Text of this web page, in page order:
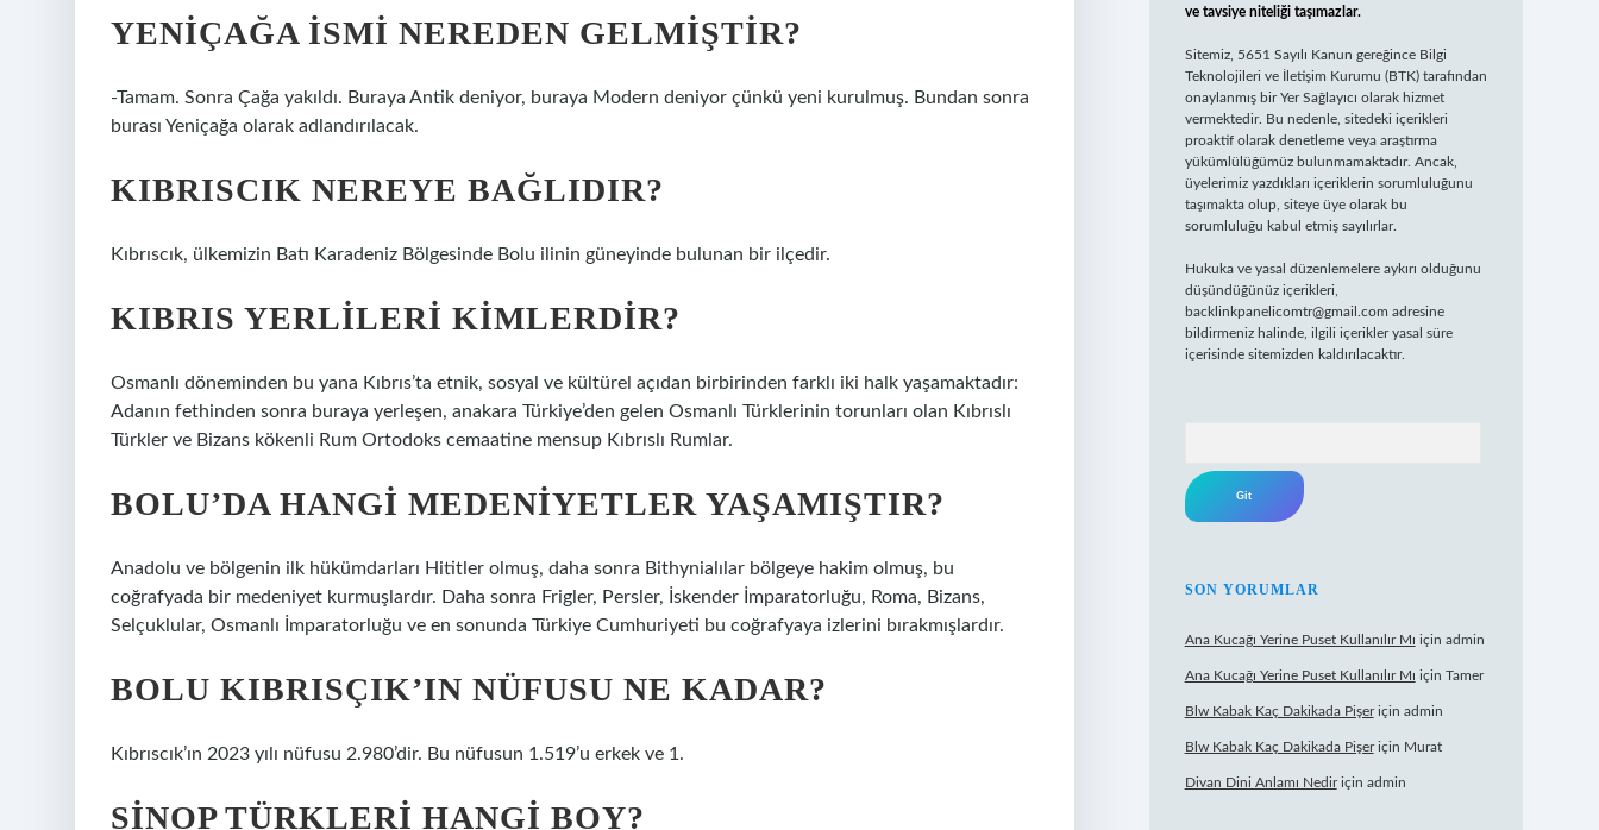
YENIÇAĞA ISMI NEREDEN GELMIŞTIR?
-Tamam. Sonra Çağa yakıldı. Buraya Antik deniyor, buraya Modern deniyor çünkü yeni kurulmuş. Bundan sonra
burası Yeniçağa olarak adlandırılacak.
KIBRISCIK NEREYE BAĞLIDIR?
Kıbrıscık, ülkemizin Batı Karadeniz Bölgesinde Bolu ilinin güneyinde bulunan bir ilçedir.
KIBRIS YERLILERI KIMLERDIR?
Osmanlı döneminden bu yana Kıbrıs’ta etnik, sosyal ve kültürel açıdan birbirinden farklı iki halk yaşamaktadır:
Adanın fethinden sonra buraya yerleşen, anakara Türkiye’den gelen Osmanlı Türklerinin torunları olan Kıbrıslı
Türkler ve Bizans kökenli Rum Ortodoks cemaatine mensup Kıbrıslı Rumlar.
BOLU’DA HANGI MEDENIYETLER YAŞAMIŞTIR?
Anadolu ve bölgenin ilk hükümdarları Hititler olmuş, daha sonra Bithynialılar bölgeye hakim olmuş, bu
coğrafyada bir medeniyet kurmuşlardır. Daha sonra Frigler, Persler, İskender İmparatorluğu, Roma, Bizans,
Selçuklular, Osmanlı İmparatorluğu ve en sonunda Türkiye Cumhuriyeti bu coğrafyaya izlerini bırakmışlardır.
BOLU KIBRISÇIK’IN NÜFUSU NE KADAR?
Kıbrıscık’ın 2023 yılı nüfusu 2.980’dir. Bu nüfusun 1.519’u erkek ve 1.
SINOP TÜRKLERI HANGI BOY?
ve tavsiye niteliği taşımazlar.
Sitemiz, 5651 Sayılı Kanun gereğince Bilgi
Teknolojileri ve İletişim Kurumu (BTK) tarafından
onaylanmış bir Yer Sağlayıcı olarak hizmet
vermektedir. Bu nedenle, sitedeki içerikleri
proaktif olarak denetleme veya araştırma
yükümlülüğümüz bulunmamaktadır. Ancak,
üyelerimiz yazdıkları içeriklerin sorumluluğunu
taşımakta olup, siteye üye olarak bu
sorumluluğu kabul etmiş sayılırlar.
Hukuka ve yasal düzenlemelere aykırı olduğunu
düşündüğünüz içerikleri,
backlinkpanelicomtr@gmail.com adresine
bildirmeniz halinde, ilgili içerikler yasal süre
içerisinde sitemizden kaldırılacaktır.
SON YORUMLAR
Ana Kucağı Yerine Puset Kullanılır Mı için admin
Ana Kucağı Yerine Puset Kullanılır Mı için Tamer
Blw Kabak Kaç Dakikada Pişeriçin admin
Blw Kabak Kaç Dakikada Pişeriçin Murat
Divan Dini Anlamı Nediriçin admin